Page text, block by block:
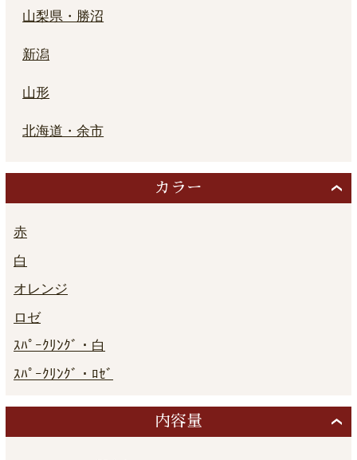
山梨県・勝沼
新潟
山形
北海道・余市
カラー
赤
白
オレンジ
ロゼ
ｽﾊﾟｰｸﾘﾝｸﾞ・白
ｽﾊﾟｰｸﾘﾝｸﾞ・ﾛｾﾞ
内容量